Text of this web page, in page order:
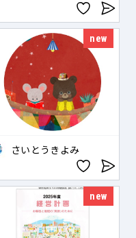
new
さいとうきよみ
new